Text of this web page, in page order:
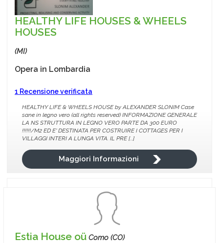
HEALTHY LIFE HOUSES & WHEELS
HOUSES
(MI)
Opera in Lombardia
1 Recensione verificata
HEALTHY LIFE & WHEELS HOUSE by ALEXANDER SLONIM Case
sane in legno vero (all rights reserved) INFORMAZIONE GENERALE
LA NS STRUTTURA IN LEGNO VERO PARTE DA 300 EURO
!!!!!!/M2 ED E' DESTINATA PER COSTRUIRE I COTTAGES PER I
VILLAGGI INTERI A LUNGA VITA. IL PRE [...]
Maggiori Informazioni
Estia House oü Como (CO)